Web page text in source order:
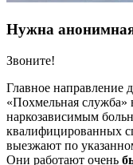
Нужна
Звоните!
Главное направление
«Похмельная
наркозависимым
квалифицированных
выезжают по
Они работают очень